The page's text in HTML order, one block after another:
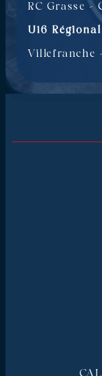
RC Grasse –
U16 Régional
Villefranche